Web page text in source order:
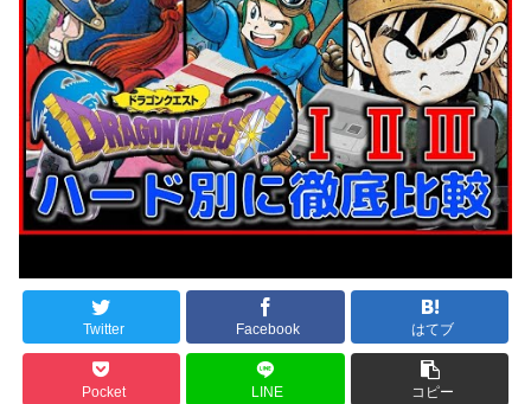
Twitter Facebook はてブ
Pocket LINE コピー